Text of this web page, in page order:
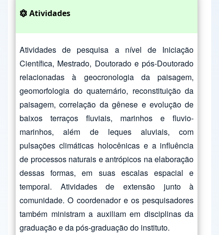
Atividades
Atividades de pesquisa a nível de Iniciação
Científica, Mestrado, Doutorado e pós-Doutorado
relacionadas à geocronologia da paisagem,
geomorfologia do quaternário, reconstituição da
paisagem, correlação da gênese e evolução de
baixos terraços fluviais, marinhos e fluvio-
marinhos, além de leques aluviais, com
pulsações climáticas holocênicas e a influência
de processos naturais e antrópicos na elaboração
dessas formas, em suas escalas espacial e
temporal. Atividades de extensão junto à
comunidade. O coordenador e os pesquisadores
também ministram a auxiliam em disciplinas da
graduação e da pós-graduação do instituto.